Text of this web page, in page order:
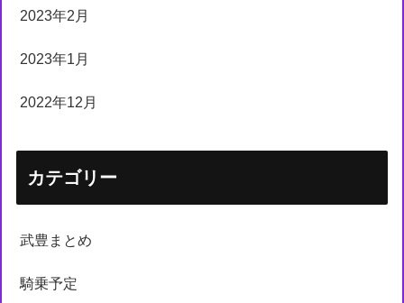
2023年2月
2023年1月
2022年12月
カテゴリー
武豊まとめ
騎乗予定